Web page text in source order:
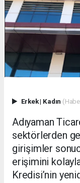
Erkek| Kadın
Adıyaman
sektörlerden
girişimler
erişimini
Kredisi’nin